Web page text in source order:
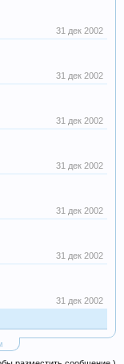
31 дек 2002
31 дек 2002
31 дек 2002
31 дек 2002
31 дек 2002
31 дек 2002
31 дек 2002